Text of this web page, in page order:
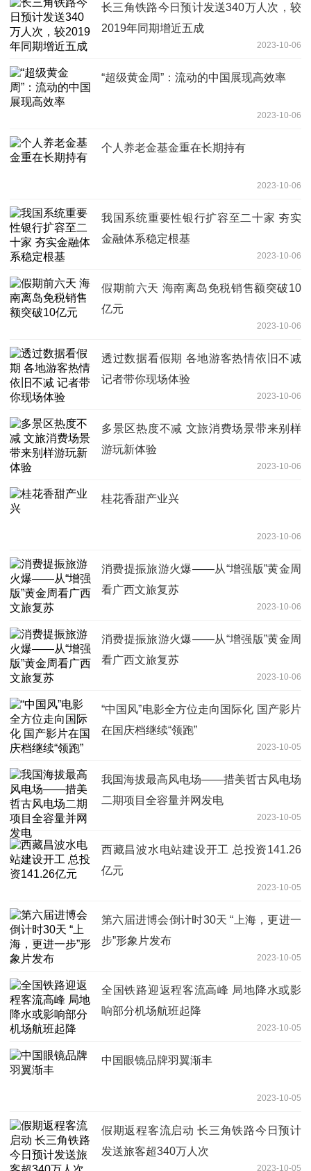
长三角铁路今日预计发送340万人次，较
2019年同期增近五成
2023-10-06
“超级黄金周”：流动的中国展现高效率
2023-10-06
个人养老金基金重在长期持有
2023-10-06
我国系统重要性银行扩容至二十家 夯实
金融体系稳定根基
2023-10-06
假期前六天 海南离岛免税销售额突破10
亿元
2023-10-06
透过数据看假期 各地游客热情依旧不减
记者带你现场体验
2023-10-06
多景区热度不减 文旅消费场景带来别样
游玩新体验
2023-10-06
桂花香甜产业兴
2023-10-06
消费提振旅游火爆——从“增强版”黄金周
看广西文旅复苏
2023-10-06
消费提振旅游火爆——从“增强版”黄金周
看广西文旅复苏
2023-10-06
“中国风”电影全方位走向国际化 国产影片
在国庆档继续“领跑”
2023-10-05
我国海拔最高风电场——措美哲古风电场
二期项目全容量并网发电
2023-10-05
西藏昌波水电站建设开工 总投资141.26
亿元
2023-10-05
第六届进博会倒计时30天 “上海，更进一
步”形象片发布
2023-10-05
全国铁路迎返程客流高峰 局地降水或影
响部分机场航班起降
2023-10-05
中国眼镜品牌羽翼渐丰
2023-10-05
假期返程客流启动 长三角铁路今日预计
发送旅客超340万人次
2023-10-05